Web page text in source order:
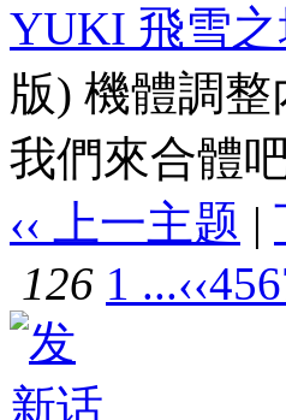
YUKI 飛雪
版) 機體調整
我們來合體
‹‹ 上一主题 |
126 1 ...‹‹456